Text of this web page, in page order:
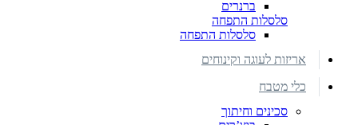
ברנרים
סלסלות התפחה
סלסלות התפחה
אריזות לעוגה וקינוחים
כלי מטבח
סכינים וחיתוך